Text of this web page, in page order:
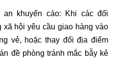
khuyến cáo: Khi các đối
hội yêu cầu giao hàng vào
vẻ, hoặc thay đổi địa điểm
đề phòng tránh mắc bẫy kẻ